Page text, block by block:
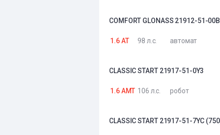
COMFORT GLONASS 21912-51-00B
1.6 AT 98 л.с. автомат
CLASSIC START 21917-51-0Y3
1.6 AMT 106 л.с. робот
CLASSIC START 21917-51-7YC